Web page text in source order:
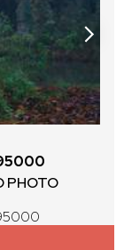
PHOTO